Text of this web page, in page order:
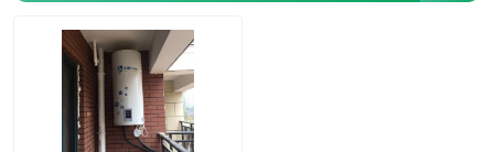
Panci termal surya
Tabung vakum termal surya